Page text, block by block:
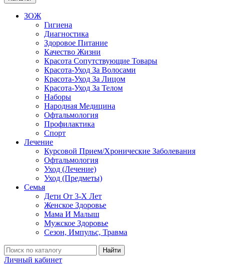
ЗОЖ
Гигиена
Диагностика
Здоровое Питание
Качество Жизни
Красота Сопутствующие Товары
Красота-Уход За Волосами
Красота-Уход За Лицом
Красота-Уход За Телом
Наборы
Народная Медицина
Офтальмология
Профилактика
Спорт
Лечение
Курсовой Прием/Хронические Заболевания
Офтальмология
Уход (Лечение)
Уход (Предметы)
Семья
Дети От 3-Х Лет
Женское Здоровье
Мама И Малыш
Мужское Здоровье
Сезон, Импульс, Травма
Найти
Личный кабинет